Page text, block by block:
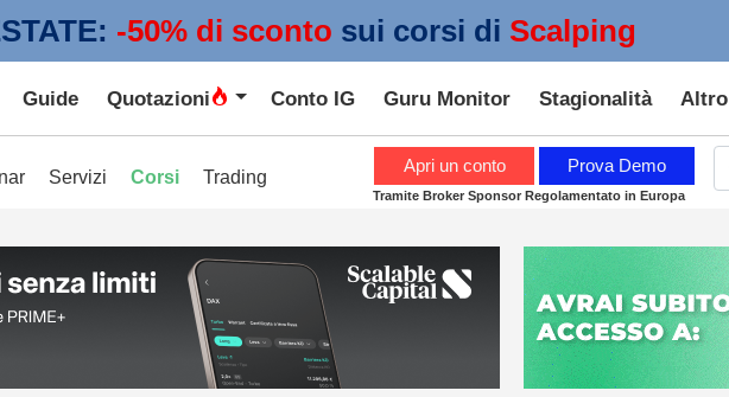
-50% di sconto sui corsi di Scalping
Guide Quotazioni Conto IG Guru Monitor Stagionalità Altro
Servizi Corsi Trading
Apri un conto Prova Demo
Tramite Broker Sponsor Regolamentato in Europa